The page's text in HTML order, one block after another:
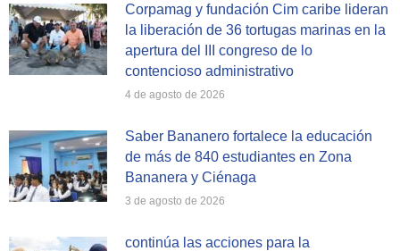
Corpamag y fundación Cim caribe lideran
la liberación de 36 tortugas marinas en la
apertura del III congreso de lo
contencioso administrativo
4 de agosto de 2026
Saber Bananero fortalece la educación
de más de 840 estudiantes en Zona
Bananera y Ciénaga
3 de agosto de 2026
continúa las acciones para la